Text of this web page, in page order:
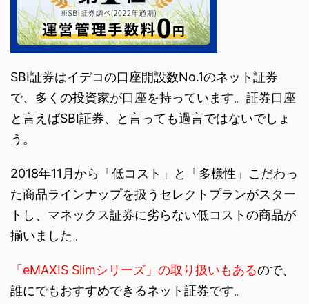
SBI証券はイデコの口座開設数No.1のネット証券
で、多くの投資家が口座を持っています。証券口座
と言えばSBI証券、と言っても過言ではないでしょ
う。
2018年11月から「低コスト」と「多様性」こだわっ
た商品ラインナップを扱うセレクトプランがスター
トし、マネックス証券に劣らない低コストの商品が
揃いました。
「eMAXIS Slimシリーズ」の取り扱いもあるので、
誰にでもおすすめできるネット証券です。